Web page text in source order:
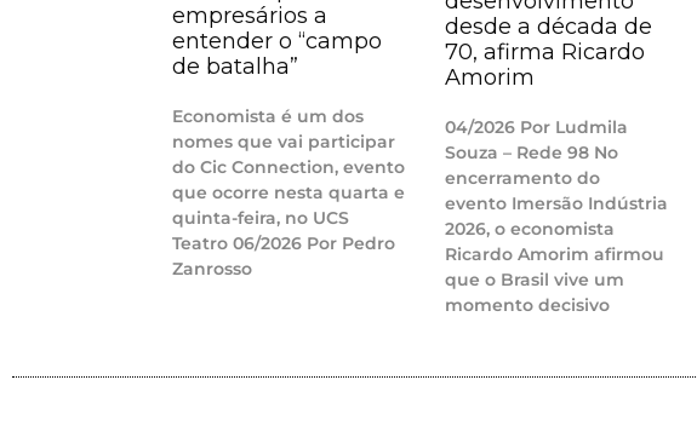
empresários a
entender o “campo
de batalha”
Economista é um dos
nomes que vai participar
do Cic Connection, evento
que ocorre nesta quarta e
quinta-feira, no UCS
Teatro 06/2026 Por Pedro
Zanrosso
desde a década de
70, afirma Ricardo
Amorim
04/2026 Por Ludmila
Souza – Rede 98 No
encerramento do
evento Imersão Indústria
2026, o economista
Ricardo Amorim afirmou
que o Brasil vive um
momento decisivo